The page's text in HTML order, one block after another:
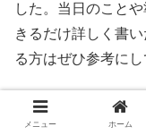
した。当日のこと
きるだけ詳しく書
る方はぜひ参考にし
オリエンタルホ
の流れを写真で
メニュー ホーム